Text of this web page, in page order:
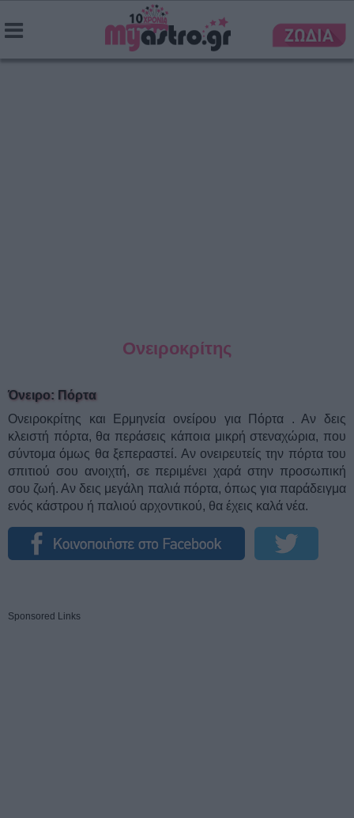
Ονειροκρίτης
Όνειρο: Πόρτα
Ονειροκρίτης και Ερμηνεία ονείρου για Πόρτα . Αν δεις
κλειστή πόρτα, θα περάσεις κάποια μικρή στεναχώρια, που
σύντομα όμως θα ξεπεραστεί. Αν ονειρευτείς την πόρτα του
σπιτιού σου ανοιχτή, σε περιμένει χαρά στην προσωπική
σου ζωή. Αν δεις μεγάλη παλιά πόρτα, όπως για παράδειγμα
ενός κάστρου ή παλιού αρχοντικού, θα έχεις καλά νέα.
Sponsored Links